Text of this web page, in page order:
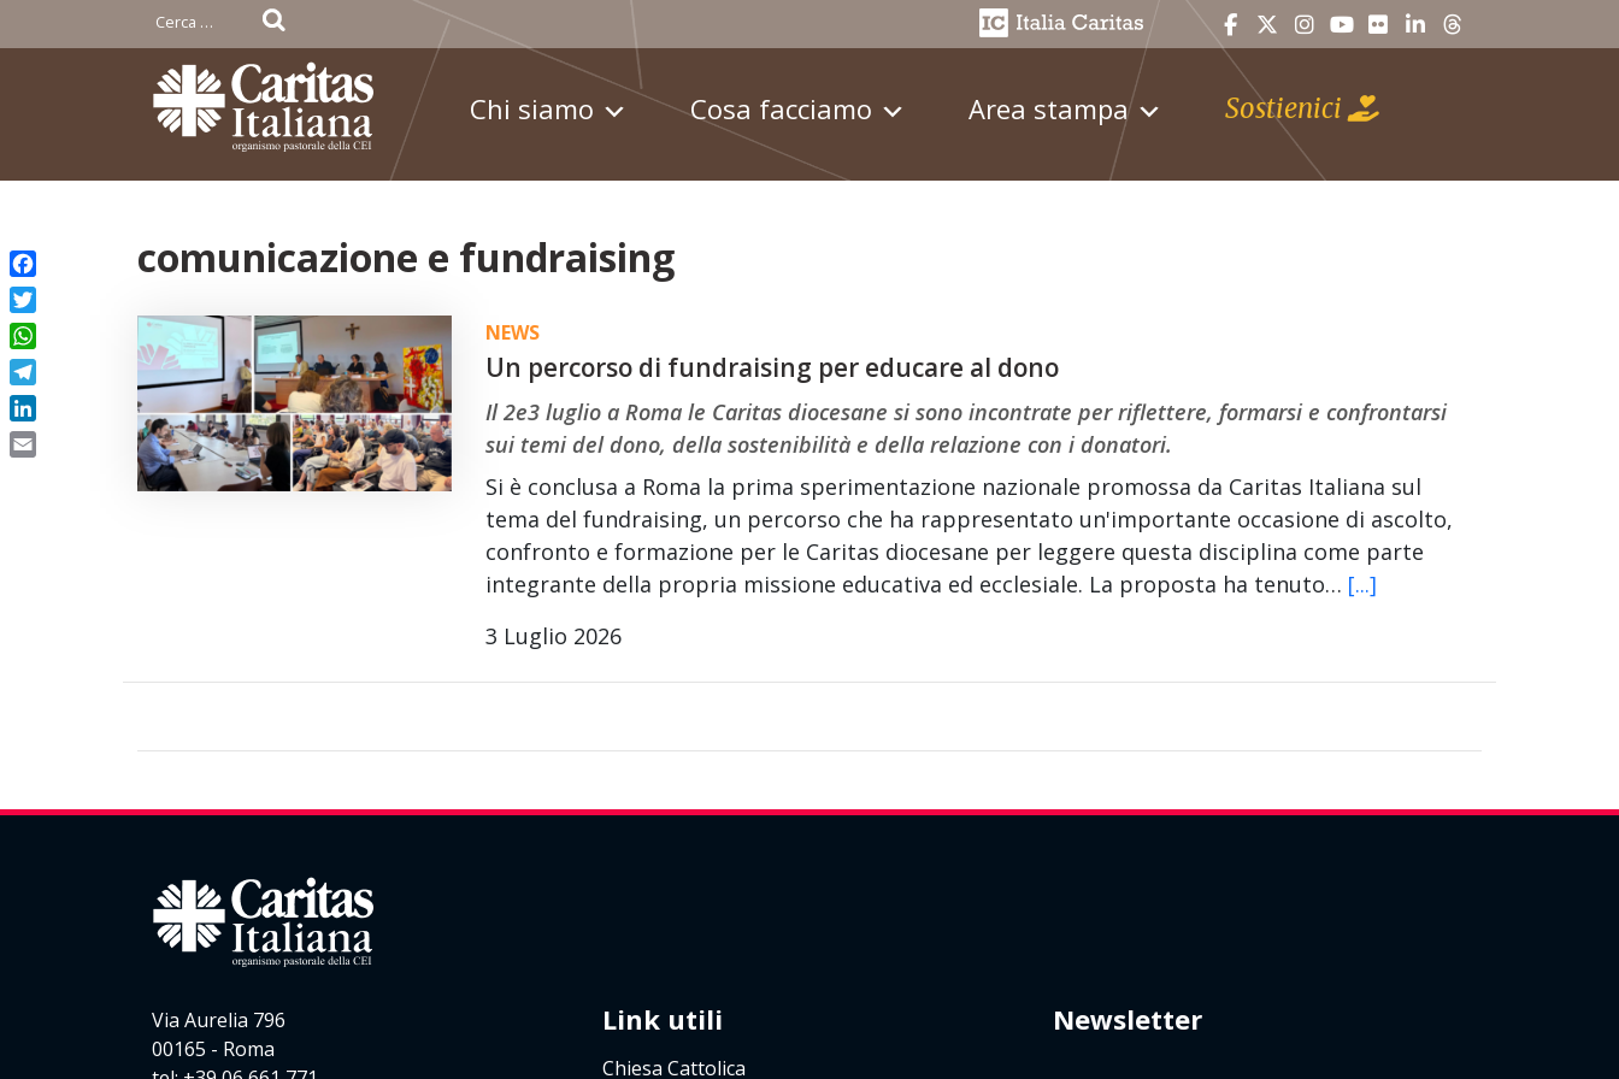
Skip
to
content
Ricerca
per:
Chi siamo Cosa facciamo Area stampa Sostienici
comunicazione e fundraising
NEWS
Un percorso di fundraising per educare al dono
Il 2e3 luglio a Roma le Caritas diocesane si sono incontrate per riflettere, formarsi e confrontarsi
sui temi del dono, della sostenibilità e della relazione con i donatori.
Si è conclusa a Roma la prima sperimentazione nazionale promossa da Caritas Italiana sul
tema del fundraising, un percorso che ha rappresentato un'importante occasione di ascolto,
confronto e formazione per le Caritas diocesane per leggere questa disciplina come parte
integrante della propria missione educativa ed ecclesiale. La proposta ha tenuto… [...]
3 Luglio 2026
Via Aurelia 796
00165 - Roma
Link utili
Chiesa Cattolica
Newsletter
Facebook
Twitter
WhatsApp
Telegram
LinkedIn